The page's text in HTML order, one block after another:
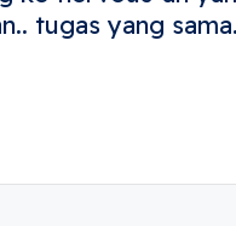
tugas yang